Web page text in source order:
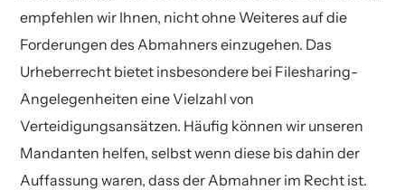
empfehlen wir Ihnen, nicht ohne Weiteres auf die
Forderungen des Abmahners einzugehen. Das
Urheberrecht bietet insbesondere bei Filesharing-
Angelegenheiten eine Vielzahl von
Verteidigungsansätzen. Häufig können wir unseren
Mandanten helfen, selbst wenn diese bis dahin der
Auffassung waren, dass der Abmahner im Recht ist.